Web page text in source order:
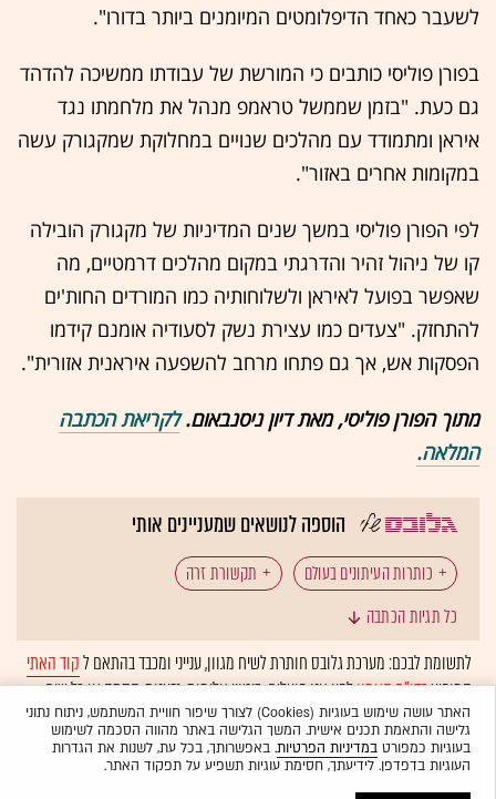
לשעבר כאחד הדיפלומטים המיומנים ביותר בדורו".
בפורן פוליסי כותבים כי המורשת של עבודתו ממשיכה להדהד
גם כעת. "בזמן שממשל טראמפ מנהל את מלחמתו נגד
איראן ומתמודד עם מהלכים שנויים במחלוקת שמקגורק עשה
במקומות אחרים באזור".
לפי הפורן פוליסי במשך שנים המדיניות של מקגורק הובילה
קו של ניהול זהיר והדרגתי במקום מהלכים דרמטיים, מה
שאפשר בפועל לאיראן ולשלוחותיה כמו המורדים החות'ים
להתחזק. "צעדים כמו עצירת נשק לסעודיה אומנם קידמו
הפסקות אש, אך גם פתחו מרחב להשפעה איראנית אזורית".
מתוך הפורן פוליסי, מאת דיון ניסנבאום.לקריאת הכתבה
המלאה.
הוספה לנושאים שמעניינים אותי
כותרות העיתונים בעולם תקשורת זרה
סיקור תקשורתי
ארה"ב נשק גרעיני דונלד טראמפ ג'יי.די ואנס
משא ומתן (מו"מ) אורניום המזרח התיכון
כל תגיות הכתבה
לתשומת לבכם: מערכת גלובס חותרת לשיח מגוון, ענייני ומכבד בהתאם לקוד האתי
המופיעבדו"ח האמוןלפיו אנו פועלים. ביטויי אלימות, גזענות, הסתה או כל שיח
בלתי הולם אחר מסוננים בצורהאוטומטיתולא יפורסמו באתר.
האתר עושה שימוש בעוגיות (Cookies) לצורך שיפור חוויית המשתמש, ניתוח נתוני
גלישה והתאמת תכנים אישית. המשך הגלישה באתר מהווה הסכמה לשימוש
בעוגיות כמפורטבמדיניות הפרטיות. באפשרותך, בכל עת, לשנות את הגדרות
העוגיות בדפדפן. לידיעתך, חסימת עוגיות תשפיע על תפקוד האתר.